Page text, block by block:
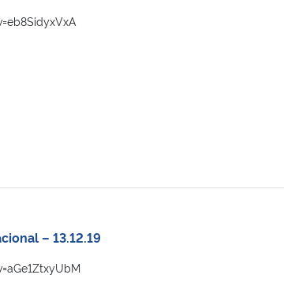
– 13.12.19